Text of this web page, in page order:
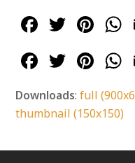
Downloads:full
thumbnail (150x150)